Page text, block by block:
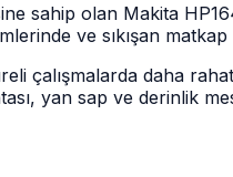
sahip olan Makita
ve sıkışan matkap
çalışmalarda daha
yan sap ve derinlik